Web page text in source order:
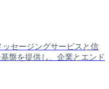
セージングサービスと信
盤を提供し、企業とエンド